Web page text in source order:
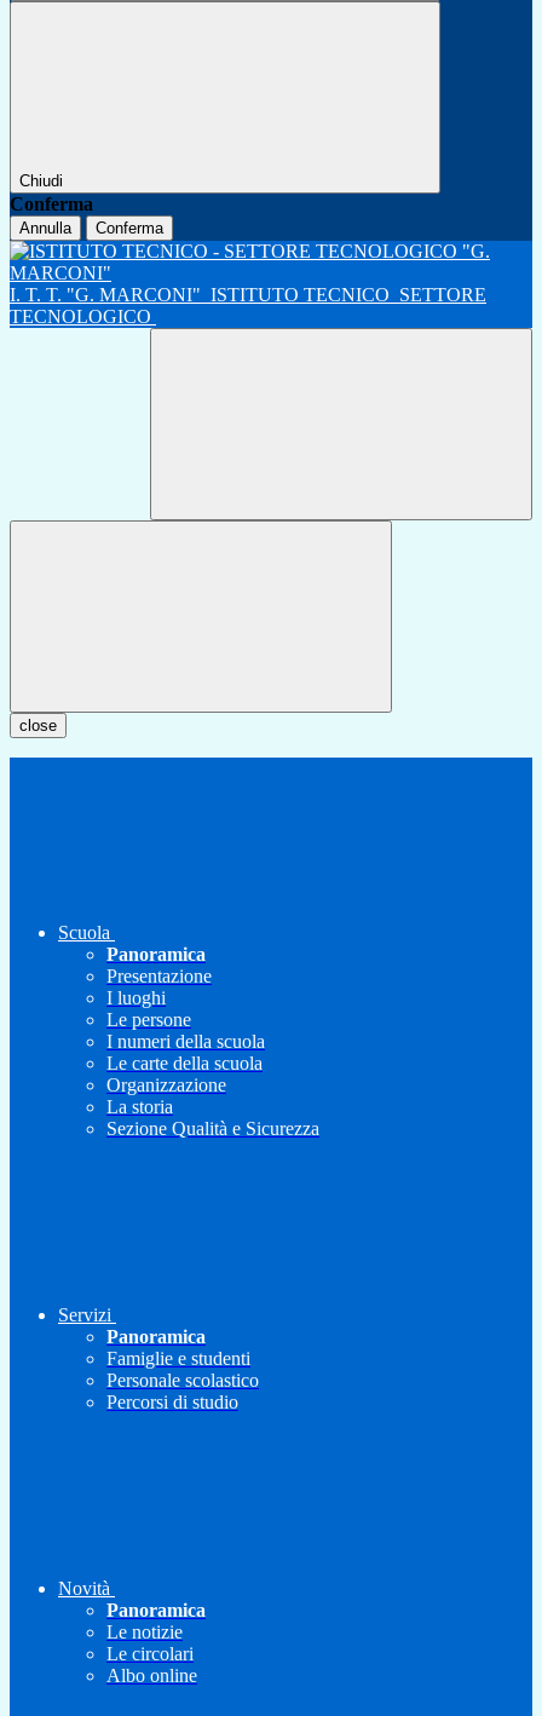
Chiudi
Conferma
Annulla Conferma
I. T. T. "G. MARCONI" ISTITUTO TECNICO SETTORE
TECNOLOGICO
close
Scuola
Panoramica
Presentazione
I luoghi
Le persone
I numeri della scuola
Le carte della scuola
Organizzazione
La storia
Sezione Qualità e Sicurezza
Servizi
Panoramica
Famiglie e studenti
Personale scolastico
Percorsi di studio
Novità
Panoramica
Le notizie
Le circolari
Albo online